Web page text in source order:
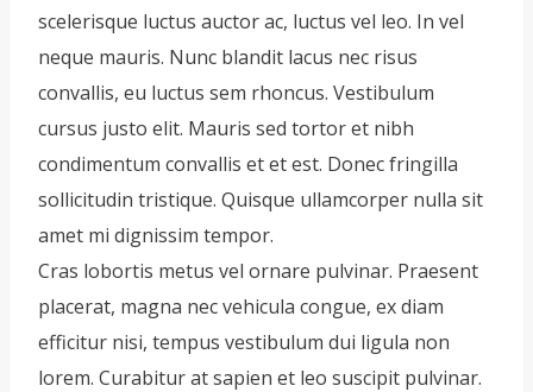
scelerisque luctus auctor ac, luctus vel leo. In vel
neque mauris. Nunc blandit lacus nec risus
convallis, eu luctus sem rhoncus. Vestibulum
cursus justo elit. Mauris sed tortor et nibh
condimentum convallis et et est. Donec fringilla
sollicitudin tristique. Quisque ullamcorper nulla sit
amet mi dignissim tempor.
Cras lobortis metus vel ornare pulvinar. Praesent
placerat, magna nec vehicula congue, ex diam
efficitur nisi, tempus vestibulum dui ligula non
lorem. Curabitur at sapien et leo suscipit pulvinar.